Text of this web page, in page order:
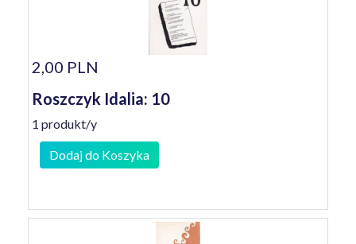
2,00 PLN
Roszczyk Idalia: 10
1 produkt/y
Dodaj do Koszyka